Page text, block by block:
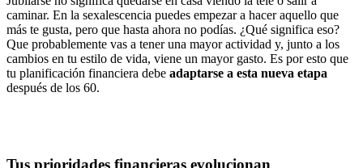
caminar. En la sexalescencia puedes empezar a hacer aquello que
más te gusta, pero que hasta ahora no podías. ¿Qué significa eso?
Que probablemente vas a tener una mayor actividad y, junto a los
cambios en tu estilo de vida, viene un mayor gasto. Es por esto que
tu planificación financiera debe adaptarse a esta nueva etapa
después de los 60.
Tus prioridades financieras evolucionan